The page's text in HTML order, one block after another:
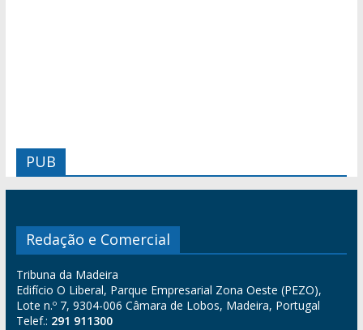
PUB
Redação e Comercial
Tribuna da Madeira
Edifício O Liberal, Parque Empresarial Zona Oeste (PEZO),
Lote n.º 7, 9304-006 Câmara de Lobos, Madeira, Portugal
Telef.: 291 911300